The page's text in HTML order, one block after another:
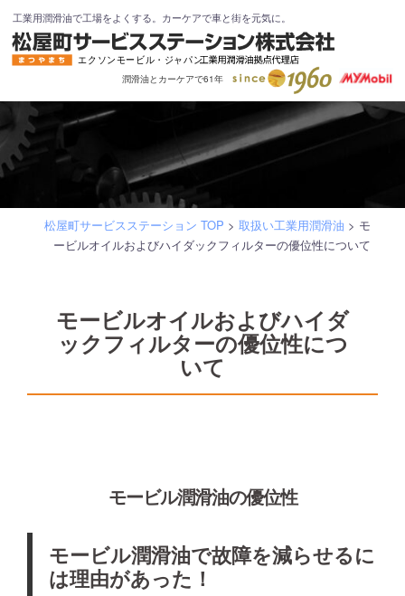
ン
テ
へ
ス
キ
ッ
工業用潤滑油で工場をよくする。カーケアで車と街を元気に。
潤滑油とカーケアで61年
松屋町サービスステーション TOP >取扱い工業用潤滑油 > モ
ービルオイルおよびハイダックフィルターの優位性について
モービルオイルおよびハイダ
ックフィルターの優位性につ
いて
モービル潤滑油の優位性
モービル潤滑油で故障を減らせるに
は理由があった！